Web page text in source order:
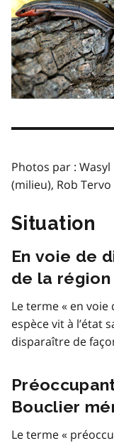
Photos par :
(milieu), Rob
Situation
En voie de
de la
Le terme « en
espèce vit à l’état
disparaître de
Bouclier
Le terme «